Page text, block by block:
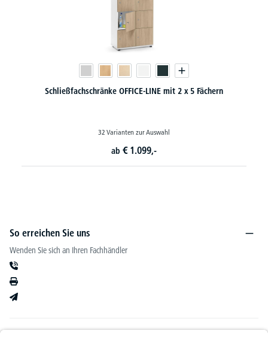
Schließfach-Stahlschränke SP1
48 Varianten zur Auswahl
So erreichen Sie uns
Wenden Sie sich an Ihren Fachhändler